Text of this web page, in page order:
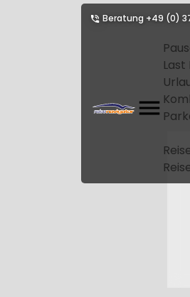
Beratung +49 (0)